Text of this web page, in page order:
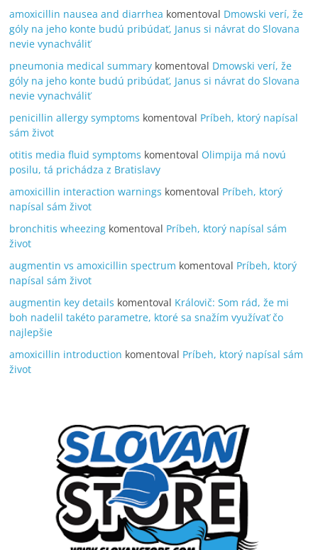
amoxicillin nausea and diarrhea komentoval Dmowski verí, že
góly na jeho konte budú pribúdať, Janus si návrat do Slovana
nevie vynachváliť
pneumonia medical summary komentoval Dmowski verí, že
góly na jeho konte budú pribúdať, Janus si návrat do Slovana
nevie vynachváliť
penicillin allergy symptoms komentoval Príbeh, ktorý napísal
sám život
otitis media fluid symptoms komentoval Olimpija má novú
posilu, tá prichádza z Bratislavy
amoxicillin interaction warnings komentoval Príbeh, ktorý
napísal sám život
bronchitis wheezing komentoval Príbeh, ktorý napísal sám
život
augmentin vs amoxicillin spectrum komentoval Príbeh, ktorý
napísal sám život
augmentin key details komentoval Královič: Som rád, že mi
boh nadelil takéto parametre, ktoré sa snažím využívať čo
najlepšie
amoxicillin introduction komentoval Príbeh, ktorý napísal sám
život